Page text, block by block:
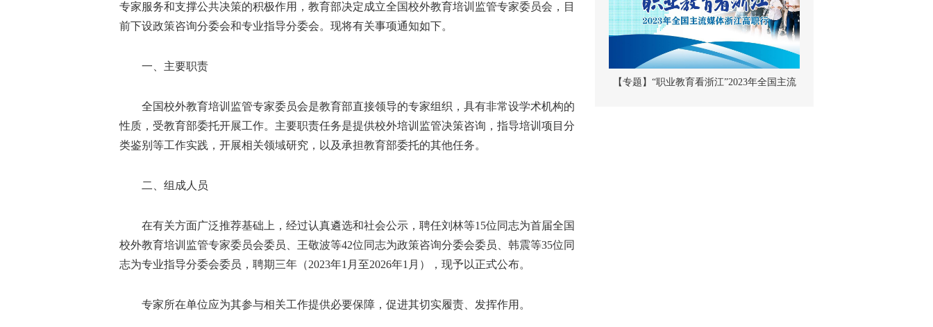
专家服务和支撑公共决策的积极作用，教育部决定成立全国校外教育培训监管专家委员会，目
前下设政策咨询分委会和专业指导分委会。现将有关事项通知如下。
一、主要职责
全国校外教育培训监管专家委员会是教育部直接领导的专家组织，具有非常设学术机构的
性质，受教育部委托开展工作。主要职责任务是提供校外培训监管决策咨询，指导培训项目分
类鉴别等工作实践，开展相关领域研究，以及承担教育部委托的其他任务。
二、组成人员
在有关方面广泛推荐基础上，经过认真遴选和社会公示，聘任刘林等15位同志为首届全国
校外教育培训监管专家委员会委员、王敬波等42位同志为政策咨询分委会委员、韩震等35位同
志为专业指导分委会委员，聘期三年（2023年1月至2026年1月），现予以正式公布。
专家所在单位应为其参与相关工作提供必要保障，促进其切实履责、发挥作用。
【专题】“职业教育看浙江”2023年全国主流